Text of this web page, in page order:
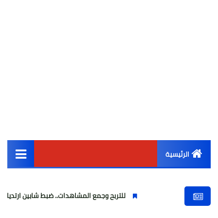
الرئيسية
أخبار مصر
للتربح وجمع المشاهدات.. ضبط شابين ارتديا ملابس